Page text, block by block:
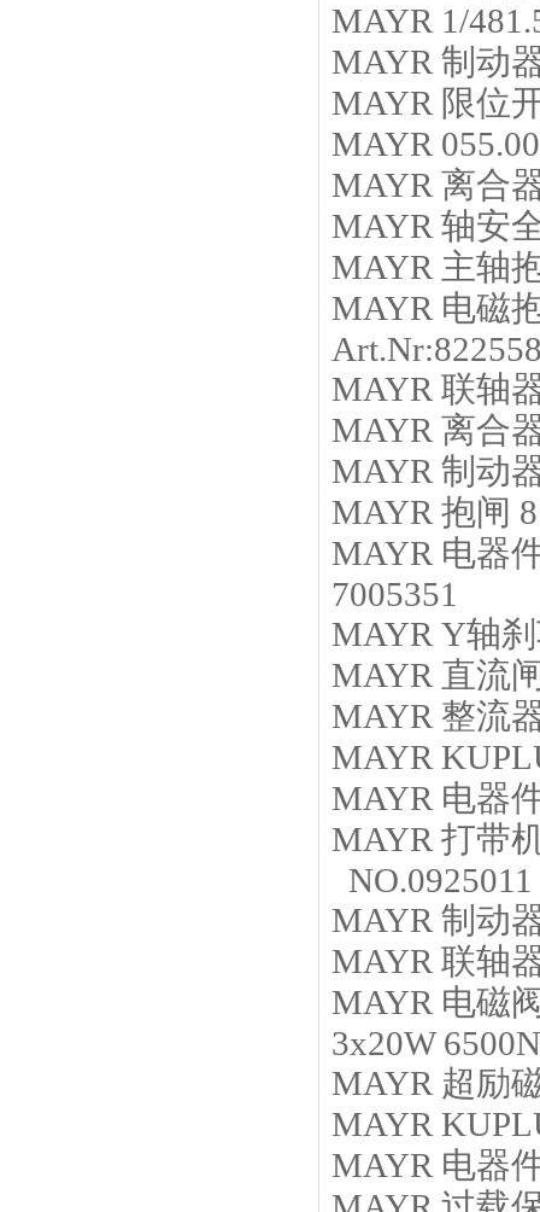
MAYR 1/
MAYR 制动
MAYR 限位
MAYR
MAYR 离合
MAYR 轴安
MAYR 主轴
MAYR 电磁
MAYR 联轴
MAYR 离合
MAYR 制动
MAYR 抱闸
MAYR 电器
7005351
MAYR Y轴
MAYR 直流
MAYR 整流
MAYR
MAYR 电器
MAYR 打带
NO.0925011
MAYR 制动
MAYR 联轴
MAYR 电磁
3x20W 6500N
MAYR 超励
MAYR
MAYR 电器